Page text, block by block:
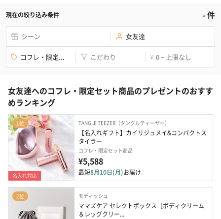
現在の絞り込み条件 -件
シーン 女友達
コフレ・限定... こだわり ¥ 0 ~ 上限なし
女友達へのコフレ・限定セット商品のプレゼントのおすす
めランキング
1位
名入れ対応
TANGLE TEEZER（タングルティーザー）
【名入れギフト】カイリジュメイ&コンパクトス
タイラー
コフレ・限定セット商品
¥5,588
最短8月10日(月)お届け
2位 モディッシュ
ママズケア セレクトボックス［ボディクリーム
＆レッグクリー...